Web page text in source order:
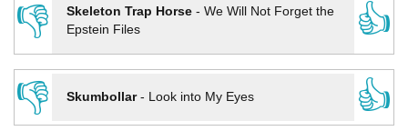
👎
Skeleton Trap Horse- We Will Not Forget the
Epstein Files
👍
👎
Skumbollar- Look into My Eyes
👍